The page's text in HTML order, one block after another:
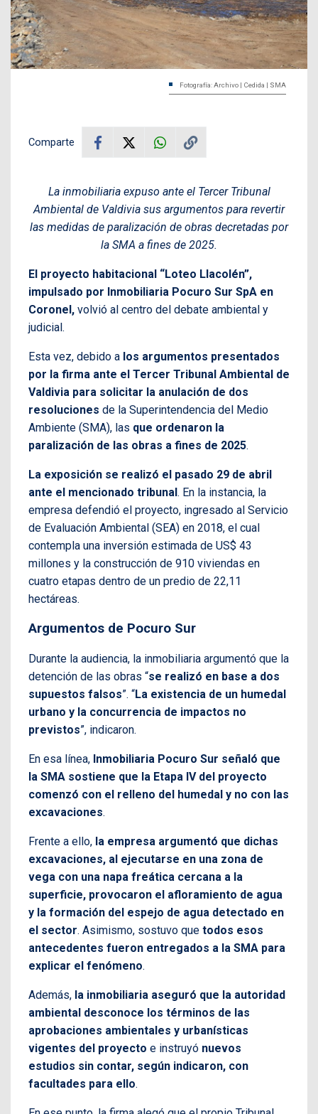
Fotografía: Archivo | Cedida | SMA
Comparte
La inmobiliaria expuso ante el Tercer Tribunal
Ambiental de Valdivia sus argumentos para revertir
las medidas de paralización de obras decretadas por
la SMA a fines de 2025.
El proyecto habitacional “Loteo Llacolén”,
impulsado por Inmobiliaria Pocuro Sur SpA en
Coronel, volvió al centro del debate ambiental y
judicial.
Esta vez, debido a los argumentos presentados
por la firma ante el Tercer Tribunal Ambiental de
Valdivia para solicitar la anulación de dos
resoluciones de la Superintendencia del Medio
Ambiente (SMA), las que ordenaron la
paralización de las obras a fines de 2025.
La exposición se realizó el pasado 29 de abril
ante el mencionado tribunal . En la instancia, la
empresa defendió el proyecto, ingresado al Servicio
de Evaluación Ambiental (SEA) en 2018, el cual
contempla una inversión estimada de US$ 43
millones y la construcción de 910 viviendas en
cuatro etapas dentro de un predio de 22,11
hectáreas.
Argumentos de Pocuro Sur
Durante la audiencia, la inmobiliaria argumentó que la
detención de las obras “se realizó en base a dos
supuestos falsos”. “La existencia de un humedal
urbano y la concurrencia de impactos no
previstos”, indicaron.
En esa línea, Inmobiliaria Pocuro Sur señaló que
la SMA sostiene que la Etapa IV del proyecto
comenzó con el relleno del humedal y no con las
excavaciones.
Frente a ello, la empresa argumentó que dichas
excavaciones, al ejecutarse en una zona de
vega con una napa freática cercana a la
superficie, provocaron el afloramiento de agua
y la formación del espejo de agua detectado en
el sector. Asimismo, sostuvo que todos esos
antecedentes fueron entregados a la SMA para
explicar el fenómeno.
Además, la inmobiliaria aseguró que la autoridad
ambiental desconoce los términos de las
aprobaciones ambientales y urbanísticas
vigentes del proyecto e instruyó nuevos
estudios sin contar, según indicaron, con
facultades para ello.